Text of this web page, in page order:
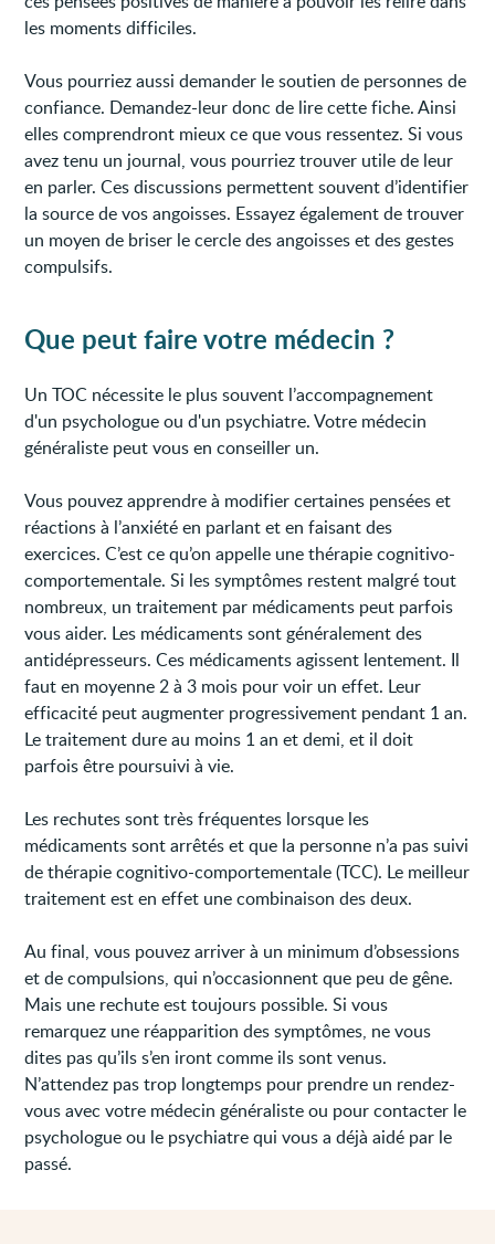
les moments difficiles.
Vous pourriez aussi demander le soutien de personnes de
confiance. Demandez-leur donc de lire cette fiche. Ainsi
elles comprendront mieux ce que vous ressentez. Si vous
avez tenu un journal, vous pourriez trouver utile de leur
en parler. Ces discussions permettent souvent d’identifier
la source de vos angoisses. Essayez également de trouver
un moyen de briser le cercle des angoisses et des gestes
compulsifs.
Que peut faire votre médecin ?
Un TOC nécessite le plus souvent l’accompagnement
d'un psychologue ou d'un psychiatre. Votre médecin
généraliste peut vous en conseiller un.
Vous pouvez apprendre à modifier certaines pensées et
réactions à l’anxiété en parlant et en faisant des
exercices. C’est ce qu’on appelle une thérapie cognitivo-
comportementale. Si les symptômes restent malgré tout
nombreux, un traitement par médicaments peut parfois
vous aider. Les médicaments sont généralement des
antidépresseurs. Ces médicaments agissent lentement. Il
faut en moyenne 2 à 3 mois pour voir un effet. Leur
efficacité peut augmenter progressivement pendant 1 an.
Le traitement dure au moins 1 an et demi, et il doit
parfois être poursuivi à vie.
Les rechutes sont très fréquentes lorsque les
médicaments sont arrêtés et que la personne n’a pas suivi
de thérapie cognitivo-comportementale (TCC). Le meilleur
traitement est en effet une combinaison des deux.
Au final, vous pouvez arriver à un minimum d’obsessions
et de compulsions, qui n’occasionnent que peu de gêne.
Mais une rechute est toujours possible. Si vous
remarquez une réapparition des symptômes, ne vous
dites pas qu’ils s’en iront comme ils sont venus.
N’attendez pas trop longtemps pour prendre un rendez-
vous avec votre médecin généraliste ou pour contacter le
psychologue ou le psychiatre qui vous a déjà aidé par le
passé.